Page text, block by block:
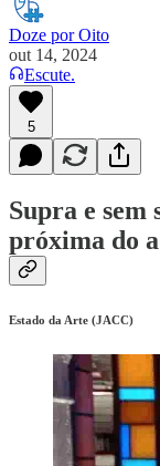
Doze por Oito
out 14, 2024
Escute.
5
Supra e sem
próxima do
Estado da Arte (JACC)